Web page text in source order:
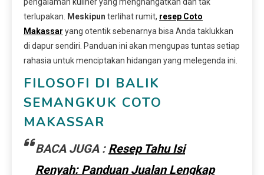
terlupakan.
Meskipun terlihat rumit, resep Coto
Makassar yang otentik sebenarnya bisa Anda taklukkan
di dapur sendiri. Panduan ini akan mengupas tuntas setiap
rahasia untuk menciptakan hidangan yang melegenda ini.
FILOSOFI DI BALIK
SEMANGKUK COTO
MAKASSAR
BACA JUGA : Resep Tahu Isi
Renyah: Panduan Jualan Lengkap